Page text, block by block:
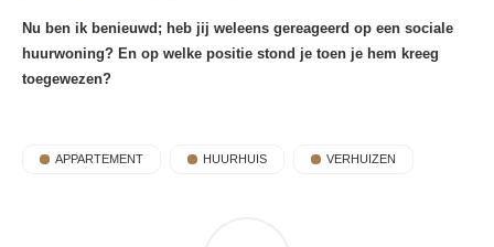
Nu ben ik benieuwd; heb jij weleens gereageerd op een sociale
huurwoning? En op welke positie stond je toen je hem kreeg
toegewezen?
APPARTEMENT HUURHUIS VERHUIZEN